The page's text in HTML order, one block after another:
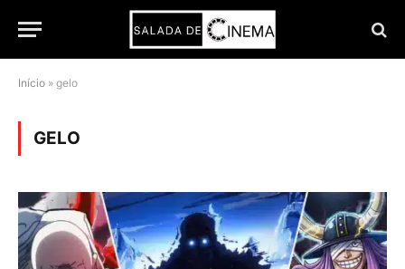
Início » gelo
GELO